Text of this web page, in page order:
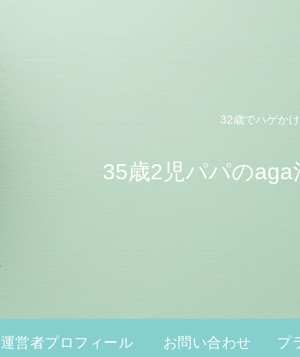
32歳でハゲかけ
35歳2児パパの
運営者プロフィール お問い合わせ